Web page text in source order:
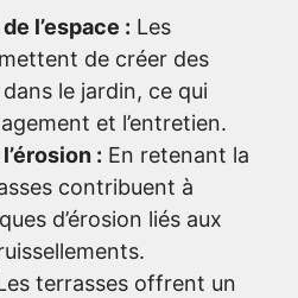
l’espace : Les
de créer des
le jardin, ce qui
et l’entretien.
: En retenant la
contribuent à
d’érosion liés aux
terrasses offrent un